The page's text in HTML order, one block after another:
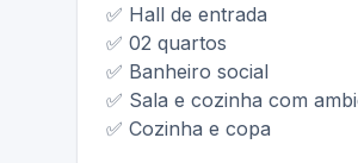
✅ Hall de entrada
✅ 02 quartos
✅ Banheiro social
✅ Sala e cozinha com
✅ Cozinha e copa